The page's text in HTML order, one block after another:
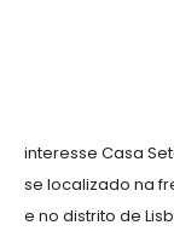
interesse Casa
se localizado na
e no distrito de